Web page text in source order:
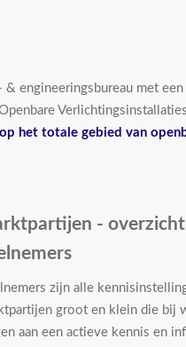
engineeringsbureau met een
het totale gebied van
- overzicht
zijn alle
groot en klein die bij
aan een actieve kennis en